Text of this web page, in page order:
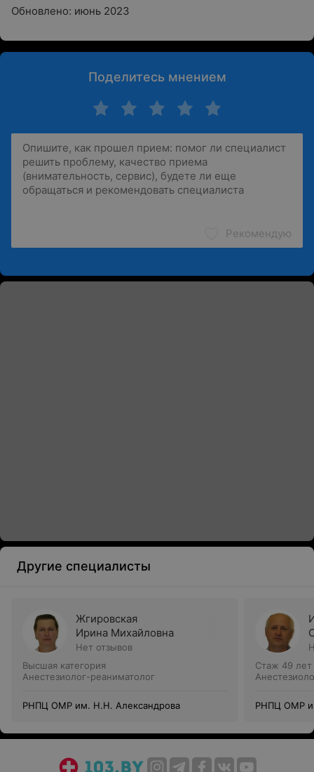
Обновлено: июнь 2023
Поделитесь мнением
Рекомендую
Другие специалисты
Жгировская
Ирина Михайловна
Нет отзывов
Высшая категория
Анестезиолог-реаниматолог
РНПЦ ОМР им. Н.Н. Александрова
Стаж 49 лет
РНПЦ ОМР